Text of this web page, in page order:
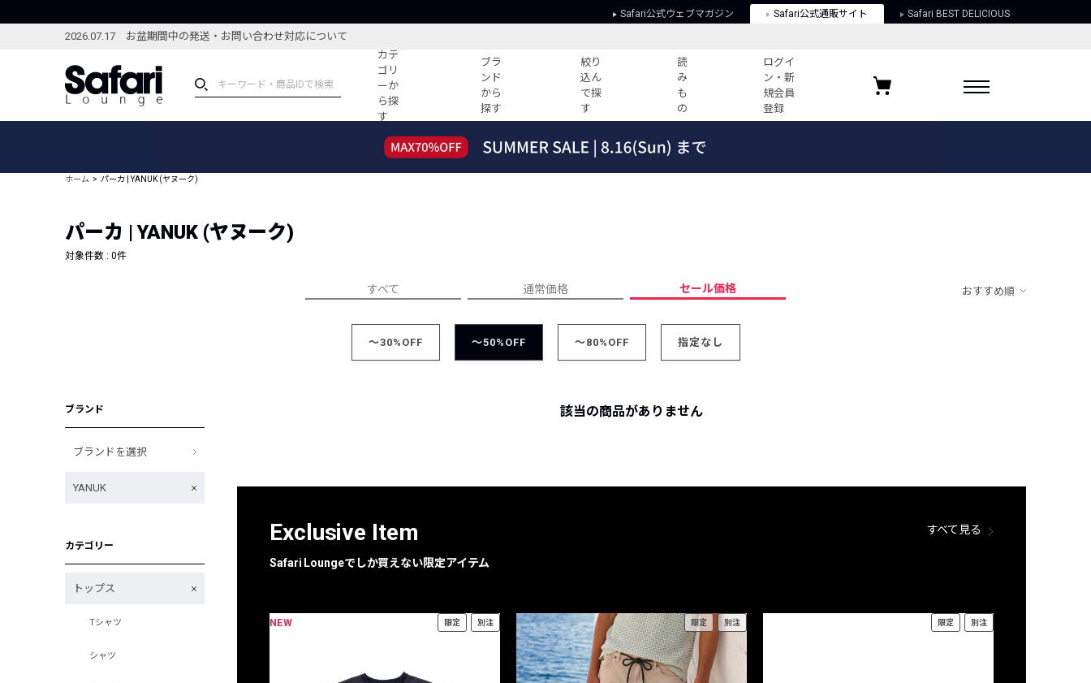
Safari公式ウェブマガジン Safari公式通販サイト Safari BEST DELICIOUS
2026.07.17 お盆期間中の発送・お問い合わせ対応について
カテ
ゴリ
ーか
ら探
す
ブラ
ンド
から
探す
絞り
込ん
で探
す
読
み
も
の
ログイ
ン・新
規会員
登録
ブランドから探す
新着アイテム
編集部のおすすめアイテム
コーディネート
すべての記事
人気記事ランキング
ウィークリーコーデ
プライバシーポリシー
お気に入りブランド
ホーム パーカ | YANUK (ヤヌーク)
パーカ | YANUK (ヤヌーク)
対象件数 : 0件
すべて 通常価格 セール価格 おすすめ順
～30%OFF ～50%OFF ～80%OFF 指定なし
ブランド
ブランドを選択
YANUK
カテゴリー
トップス
Tシャツ
シャツ
該当の商品がありません
Exclusive Item
Safari Loungeでしか買えない限定アイテム
すべて見る
NEW 限定 別注 限定 別注 限定 別注